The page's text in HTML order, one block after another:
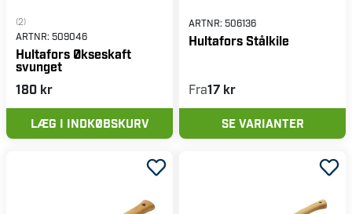
(2)
ARTNR: 509046
Hultafors Økseskaft
svunget
180 kr
LÆG I INDKØBSKURV
ARTNR: 506136
Hultafors Stålkile
Fra17 kr
SE VARIANTER